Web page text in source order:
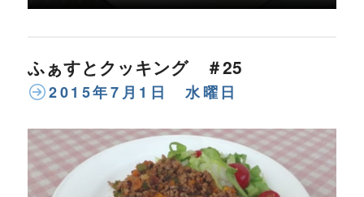
ふぁすとクッキング ＃25
2015年7月1日 水曜日